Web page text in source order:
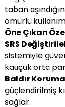
taban
ömürlü
Öne Çıkan
SRS
sistemiyle
kauçuk orta
Baldır
güçlendirilmiş
sağlar.